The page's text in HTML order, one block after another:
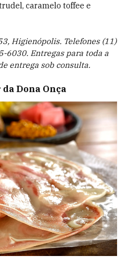
, caramelo toffee e
Higienópolis. Telefones (11)
6030. Entregas para toda a
entrega sob consulta.
da Dona Onça